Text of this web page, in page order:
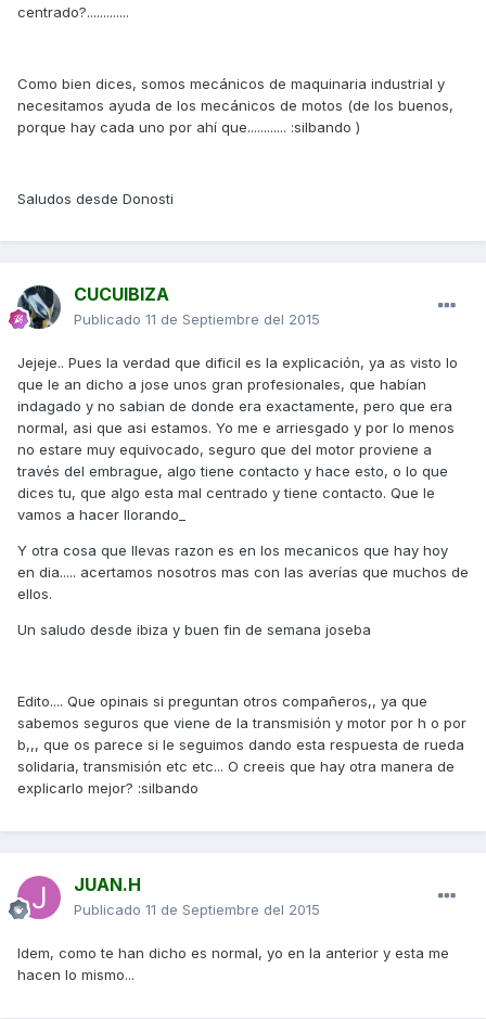
centrado?.............
Como bien dices, somos mecánicos de maquinaria industrial y
necesitamos ayuda de los mecánicos de motos (de los buenos,
porque hay cada uno por ahí que............ :silbando )
Saludos desde Donosti
CUCUIBIZA
Publicado 11 de Septiembre del 2015
Jejeje.. Pues la verdad que dificil es la explicación, ya as visto lo
que le an dicho a jose unos gran profesionales, que habían
indagado y no sabian de donde era exactamente, pero que era
normal, asi que asi estamos. Yo me e arriesgado y por lo menos
no estare muy equivocado, seguro que del motor proviene a
través del embrague, algo tiene contacto y hace esto, o lo que
dices tu, que algo esta mal centrado y tiene contacto. Que le
vamos a hacer llorando_
Y otra cosa que llevas razon es en los mecanicos que hay hoy
en dia..... acertamos nosotros mas con las averías que muchos de
ellos.
Un saludo desde ibiza y buen fin de semana joseba
Edito.... Que opinais si preguntan otros compañeros,, ya que
sabemos seguros que viene de la transmisión y motor por h o por
b,,, que os parece si le seguimos dando esta respuesta de rueda
solidaria, transmisión etc etc... O creeis que hay otra manera de
explicarlo mejor? :silbando
JUAN.H
Publicado 11 de Septiembre del 2015
Idem, como te han dicho es normal, yo en la anterior y esta me
hacen lo mismo...